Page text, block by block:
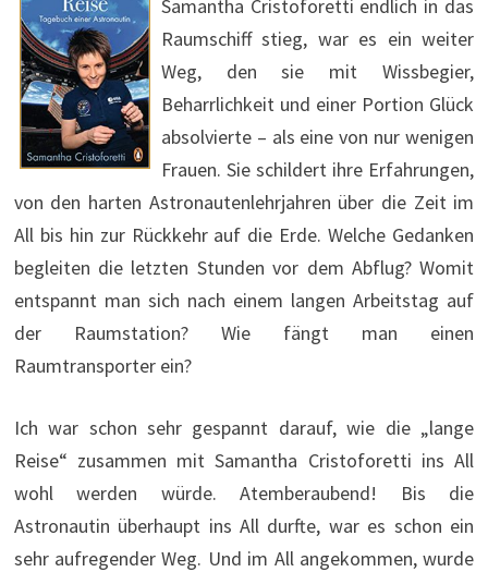
Samantha Cristoforetti endlich in das
Raumschiff stieg, war es ein weiter
Weg, den sie mit Wissbegier,
Beharrlichkeit und einer Portion Glück
absolvierte – als eine von nur wenigen
Frauen. Sie schildert ihre Erfahrungen,
von den harten Astronautenlehrjahren über die Zeit im
All bis hin zur Rückkehr auf die Erde. Welche Gedanken
begleiten die letzten Stunden vor dem Abflug? Womit
entspannt man sich nach einem langen Arbeitstag auf
der Raumstation? Wie fängt man einen
Raumtransporter ein?
Ich war schon sehr gespannt darauf, wie die „lange
Reise“ zusammen mit Samantha Cristoforetti ins All
wohl werden würde. Atemberaubend! Bis die
Astronautin überhaupt ins All durfte, war es schon ein
sehr aufregender Weg. Und im All angekommen, wurde